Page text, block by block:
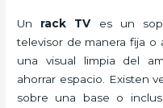
Un rack TVes un
televisor de manera fija o
una visual limpia del
ahorrar espacio. Existen
sobre una base o